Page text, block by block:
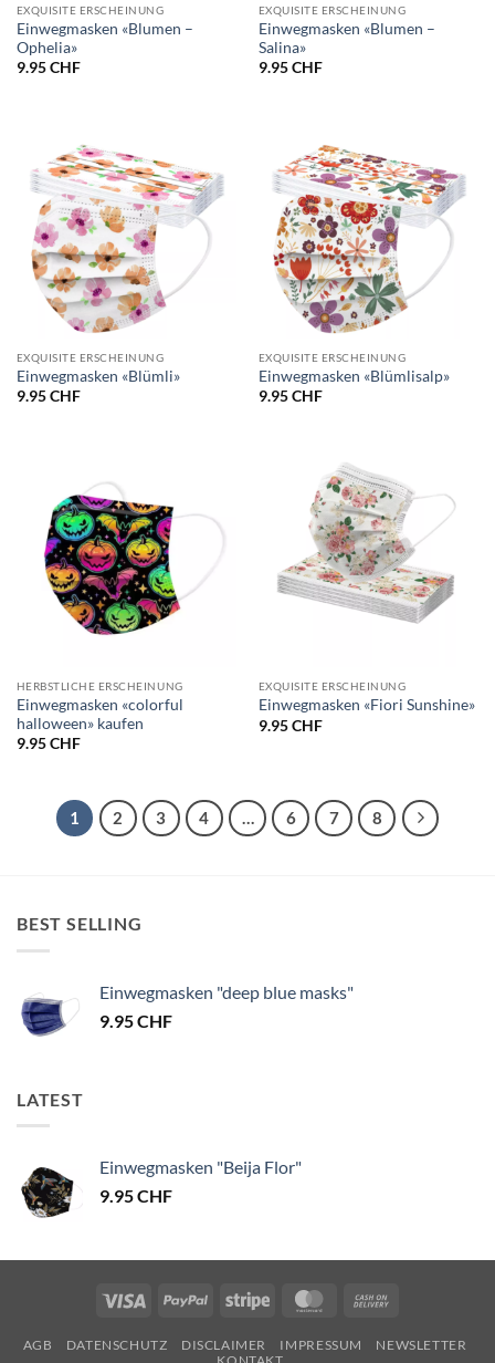
EXQUISITE ERSCHEINUNG
Einwegmasken «Blumen –
Ophelia»
9.95CHF
EXQUISITE ERSCHEINUNG
Einwegmasken «Blumen –
Salina»
9.95CHF
EXQUISITE ERSCHEINUNG
Einwegmasken «Blümli»
9.95CHF
EXQUISITE ERSCHEINUNG
Einwegmasken «Blümlisalp»
9.95CHF
HERBSTLICHE ERSCHEINUNG
Einwegmasken «colorful
halloween» kaufen
9.95CHF
EXQUISITE ERSCHEINUNG
Einwegmasken «Fiori Sunshine»
9.95CHF
1 2 3 4 6 7 8
BEST SELLING
Einwegmasken "deep blue masks"
9.95CHF
LATEST
Einwegmasken "Beija Flor"
9.95CHF
Visa PayPal Stripe MasterCard
Delivery
AGB DATENSCHUTZ DISCLAIMER IMPRESSUM
NEWSLETTER